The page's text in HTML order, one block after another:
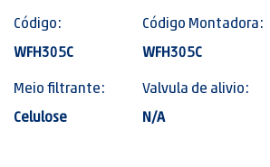
Código:
WFH305C
Código Montadora:
WFH305C
Meio filtrante:
Celulose
Valvula de alivio:
N/A